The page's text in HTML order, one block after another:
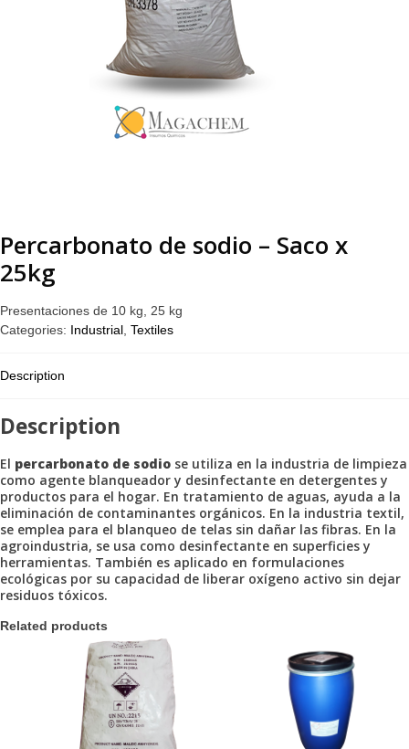
Percarbonato de sodio – Saco x
25kg
Presentaciones de 10 kg, 25 kg
Categories: Industrial, Textiles
Description
Description
El percarbonato de sodio se utiliza en la industria de limpieza
como agente blanqueador y desinfectante en detergentes y
productos para el hogar. En tratamiento de aguas, ayuda a la
eliminación de contaminantes orgánicos. En la industria textil,
se emplea para el blanqueo de telas sin dañar las fibras. En la
agroindustria, se usa como desinfectante en superficies y
herramientas. También es aplicado en formulaciones
ecológicas por su capacidad de liberar oxígeno activo sin dejar
residuos tóxicos.
Related products